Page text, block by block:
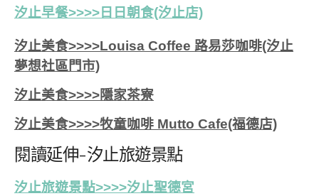
汐止早餐>>>>日日朝食(汐止店)
汐止美食>>>>Louisa Coffee 路易莎咖啡(汐止
夢想社區門市)
汐止美食>>>>隱家茶寮
汐止美食>>>>牧童咖啡 Mutto Cafe(福德店)
閱讀延伸-汐止旅遊景點
汐止旅遊景點>>>>汐止聖德宮